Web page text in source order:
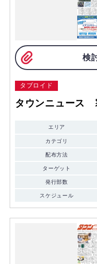
検
タブロイド
タウンニュース
エリア
カテゴリ
配布方法
ターゲット
発行部数
スケジュール